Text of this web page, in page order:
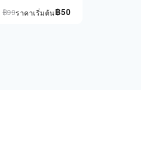
฿50
ราคาเริ่มต้น
฿99